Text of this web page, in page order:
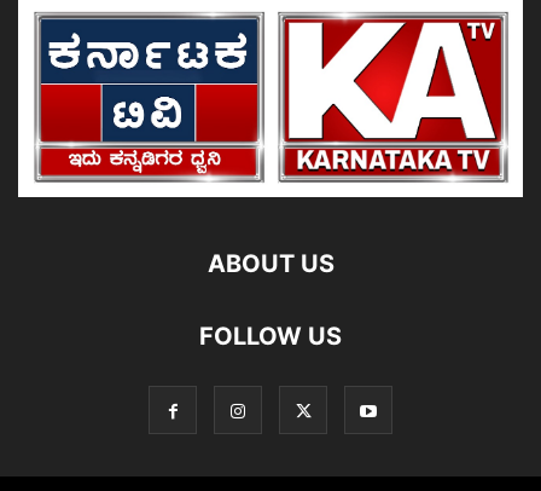
ABOUT US
FOLLOW US